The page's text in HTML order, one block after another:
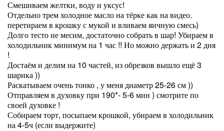
Смешиваем желтки, воду и уксус!
Отдельно трем холодное масло на тёрке как на видео.
перетираем в крошку с мукой и вливаем яичную смесь)
Долго тесто не месим, достаточно собрать в шар! Убираем в
холодильник минимум на 1 час !! Но можно держать и 2 дня
!
Достаём и делим на 10 частей, из обрезков вышло ещё 3
шарика ))
Раскатываем очень тонко , у меня диаметр 25-26 см ))
Отправляем в духовку при 190*- 5-6 мин ) смотрите по
своей духовке !
Собираем торт, посыпаем крошкой, убираем в холодильник
на 4-5ч (если выдержите)